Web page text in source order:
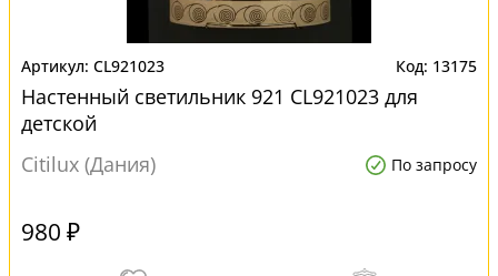
CL921023 13175
Настенный светильник 921 CL921023 для
детской
Citilux (Дания)
По запросу
980 ₽